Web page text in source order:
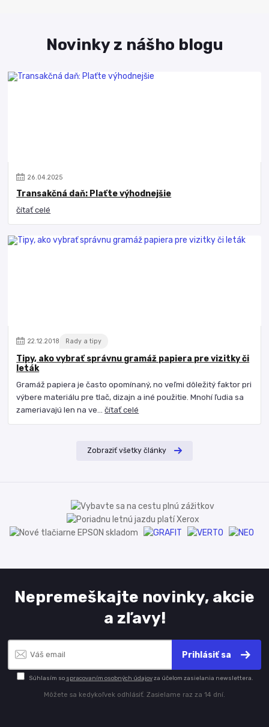
Novinky z nášho blogu
26.04.2025
Transakčná daň: Plaťte výhodnejšie
čítať celé
22.12.2018 Rady a tipy
Tipy, ako vybrať správnu gramáž papiera pre vizitky či
leták
Gramáž papiera je často opomínaný, no veľmi dôležitý faktor pri
výbere materiálu pre tlač, dizajn a iné použitie. Mnohí ľudia sa
zameriavajú len na ve...čítať celé
Zobraziť všetky články
Nepremeškajte novinky, akcie
a zľavy!
Prihlásiť sa
Súhlasím so spracovaním osobných údajovza účelom zasielania newslettera.
Môžete sa kedykoľvek odhlásiť. Zasielame raz za 14 dní.